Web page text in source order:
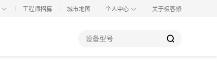
工程师招募 城市地图 个人中心 关于极客修